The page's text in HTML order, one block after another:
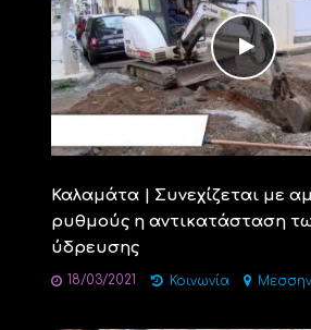
Καλαμάτα | Συνεχίζεται με
ρυθμούς η αντικατάσταση
ύδρευσης
18/03/2021 Κοινωνία